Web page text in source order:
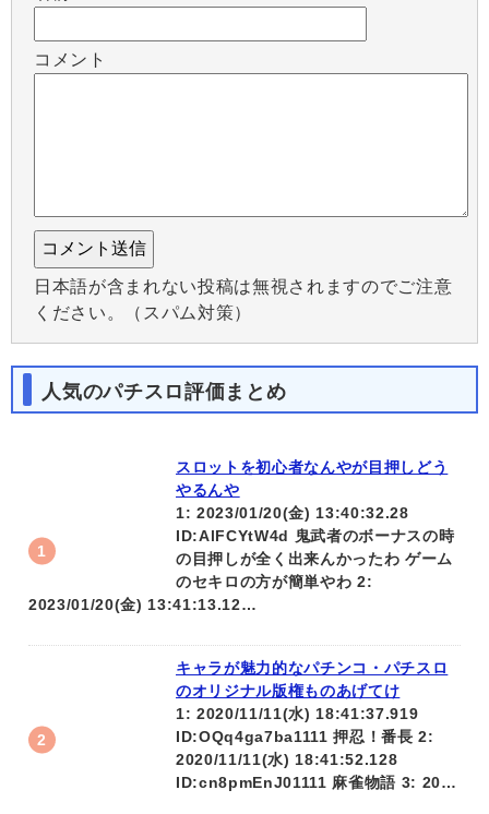
コメント
日本語が含まれない投稿は無視されますのでご注意
ください。（スパム対策）
人気のパチスロ評価まとめ
スロットを初心者なんやが目押しどう
やるんや
1: 2023/01/20(金) 13:40:32.28
ID:AlFCYtW4d 鬼武者のボーナスの時
の目押しが全く出来んかったわ ゲーム
のセキロの方が簡単やわ 2:
2023/01/20(金) 13:41:13.12…
キャラが魅力的なパチンコ・パチスロ
のオリジナル版権ものあげてけ
1: 2020/11/11(水) 18:41:37.919
ID:OQq4ga7ba1111 押忍！番長 2:
2020/11/11(水) 18:41:52.128
ID:cn8pmEnJ01111 麻雀物語 3: 20…